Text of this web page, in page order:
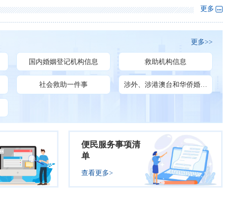
更多
更多>>
国内婚姻登记机构信息 救助机构信息
社会救助一件事 涉外、涉港澳台和华侨婚姻登记机构
便民服务事项清
单
查看更多>